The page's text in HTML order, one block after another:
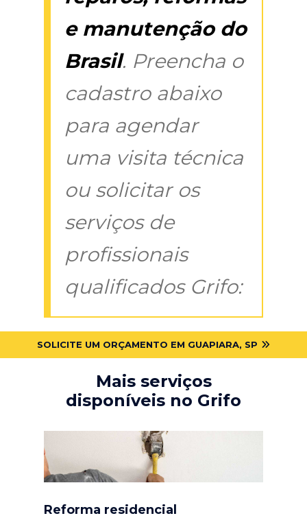
e manutenção do
Brasil. Preencha o
cadastro abaixo
para agendar
uma visita técnica
ou solicitar os
serviços de
profissionais
qualificados Grifo:
SOLICITE UM ORÇAMENTO EM GUAPIARA, SP
Mais serviços
disponíveis no Grifo
Reforma residencial